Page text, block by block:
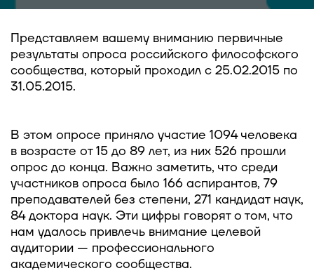
Представляем вашему вниманию первичные
результаты опроса российского философского
сообщества, который проходил с 25.02.2015 по
31.05.2015.
В этом опросе приняло участие 1094 человека
в возрасте от 15 до 89 лет, из них 526 прошли
опрос до конца. Важно заметить, что среди
участников опроса было 166 аспирантов, 79
преподавателей без степени, 271 кандидат наук,
84 доктора наук. Эти цифры говорят о том, что
нам удалось привлечь внимание целевой
аудитории — профессионального
академического сообщества.